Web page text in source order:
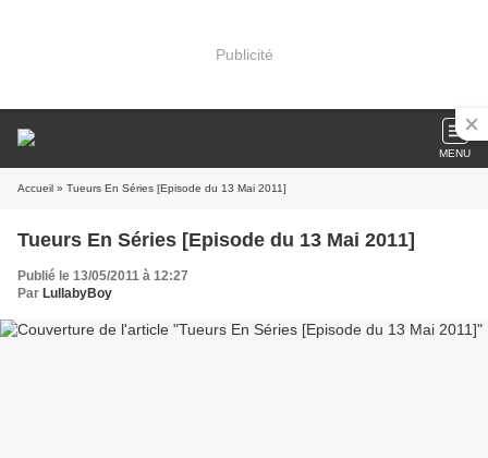
Publicité
MENU
Accueil » Tueurs En Séries [Episode du 13 Mai 2011]
Tueurs En Séries [Episode du 13 Mai 2011]
Publié le 13/05/2011 à 12:27
Par LullabyBoy